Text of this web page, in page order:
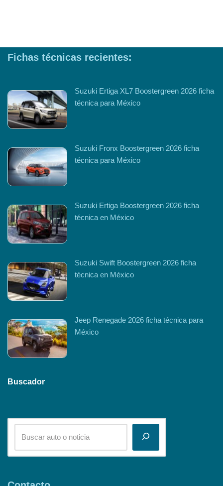
Fichas técnicas recientes:
Suzuki Ertiga XL7 Boostergreen 2026 ficha
técnica para México
Suzuki Fronx Boostergreen 2026 ficha
técnica para México
Suzuki Ertiga Boostergreen 2026 ficha
técnica en México
Suzuki Swift Boostergreen 2026 ficha
técnica en México
Jeep Renegade 2026 ficha técnica para
México
Buscador